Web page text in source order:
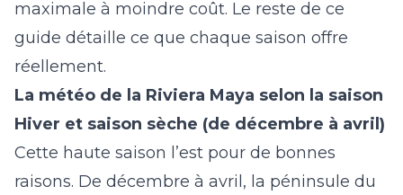
maximale à moindre coût. Le reste de ce
guide détaille ce que chaque saison offre
réellement.
La météo de la Riviera Maya selon la saison
Hiver et saison sèche (de décembre à avril)
Cette haute saison l’est pour de bonnes
raisons. De décembre à avril, la péninsule du